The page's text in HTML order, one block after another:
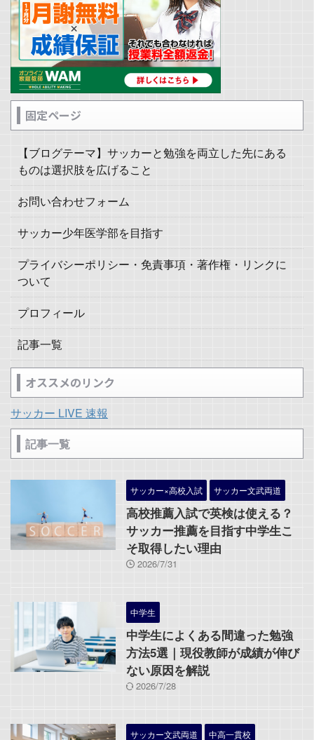
固定ページ
【ブログテーマ】サッカーと勉強を両立した先にある
ものは選択肢を広げること
お問い合わせフォーム
サッカー少年医学部を目指す
プライバシーポリシー・免責事項・著作権・リンクに
ついて
プロフィール
記事一覧
オススメのリンク
サッカー LIVE 速報
記事一覧
サッカー×高校入試 サッカー文武両道
高校推薦入試で英検は使える？
サッカー推薦を目指す中学生こ
そ取得したい理由
2026/7/31
中学生
中学生によくある間違った勉強
方法5選｜現役教師が成績が伸び
ない原因を解説
2026/7/28
サッカー文武両道 中高一貫校